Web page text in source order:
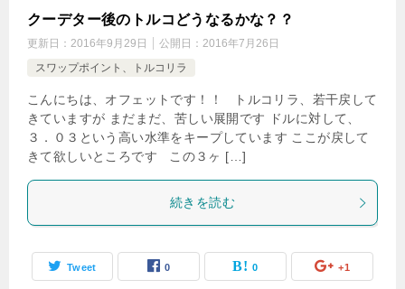
クーデター後のトルコどうなるかな？？
更新日： 2016年9月29日 公開日： 2016年7月26日
スワップポイント、トルコリラ
こんにちは、オフェットです！！ トルコリラ、若干戻して
きていますが まだまだ、苦しい展開です ドルに対して、
３．０３という高い水準をキープしています ここが戻して
きて欲しいところです この３ヶ […]
続きを読む
Tweet 0 0 +1